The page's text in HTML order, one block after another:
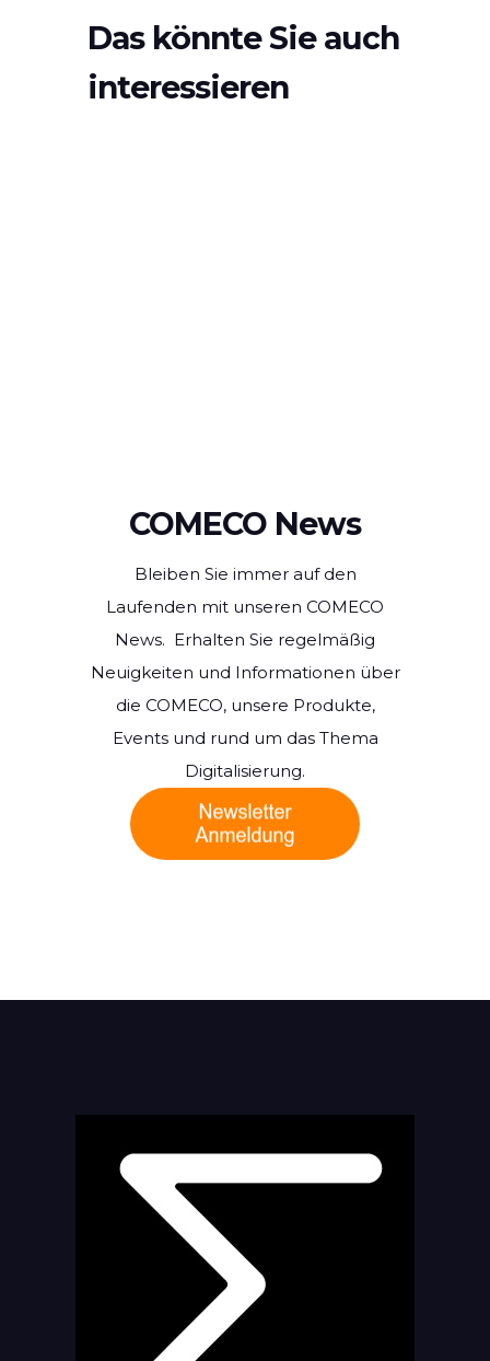
Das könnte Sie auch
interessieren
COMECO News
Bleiben Sie immer auf den
Laufenden mit unseren COMECO
News. Erhalten Sie regelmäßig
Neuigkeiten und Informationen über
die COMECO, unsere Produkte,
Events und rund um das Thema
Digitalisierung.